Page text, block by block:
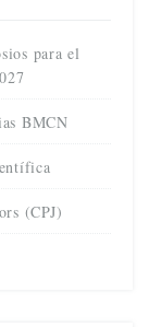
para el
BMCN
(CPJ)